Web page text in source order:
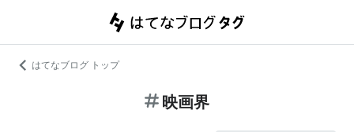
はてなブログ トップ
映画界